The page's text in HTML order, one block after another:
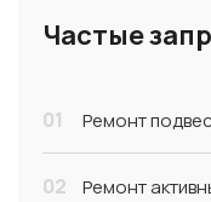
Частые
01 Ремонт
02 Ремонт